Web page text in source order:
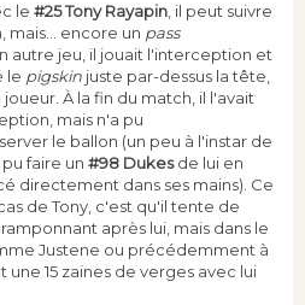
le #25 Tony Rayapin, il peut suivre
mais... encore un pass
autre jeu, il jouait l'interception et
le pigskin juste par-dessus la tête,
À la fin du match, il l'avait
mais n'a pu
le ballon (un peu à l'instar de
faire un #98 Dukesde lui en
directement dans ses mains). Ce
de Tony, c'est qu'il tente de
après lui, mais dans le
Justene ou précédemment à
une 15 zaines de verges avec lui